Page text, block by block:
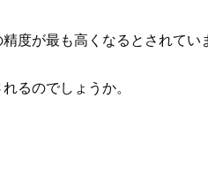
度が最も高くなるとされてい
るのでしょうか。